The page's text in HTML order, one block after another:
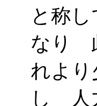
と称
なり
れよ
し 人